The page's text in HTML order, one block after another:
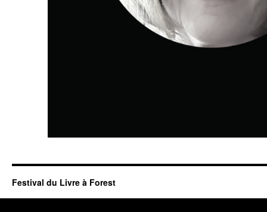
Festival du Livre à Forest